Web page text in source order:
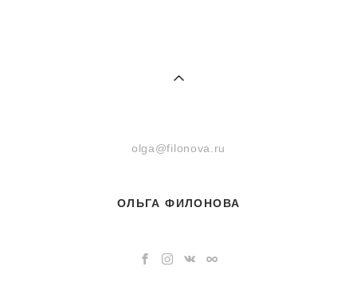
olga@filonova.ru
ОЛЬГА ФИЛОНОВА